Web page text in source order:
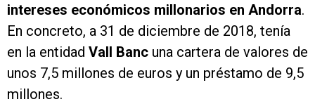
intereses económicos millonarios en Andorra.
En concreto, a 31 de diciembre de 2018, tenía
en la entidad Vall Banc una cartera de valores de
unos 7,5 millones de euros y un préstamo de 9,5
millones.